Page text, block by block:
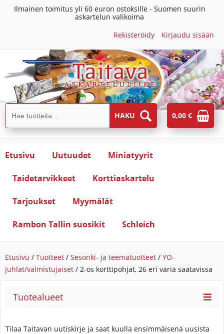
Ilmainen toimitus yli 60 euron ostoksille - Suomen suurin
askartelun valikoima
Rekisteröidy
Kirjaudu sisään
0,00 €
Etusivu Uutuudet Miniatyyrit
Taidetarvikkeet Korttiaskartelu
Tarjoukset Myymälät
Rambon Tallin suosikit Schleich
Etusivu / Tuotteet / Sesonki- ja teematuotteet / YO-
juhlat/valmistujaiset / 2-os korttipohjat, 26 eri väriä saatavissa
Tuotealueet
Tilaa Taitavan uutiskirje ja saat kuulla ensimmäisenä uusista